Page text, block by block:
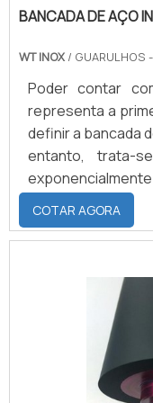
BANCADA DE AÇO
WT INOX / GUARULHOS
Poder contar
representa a
definir a bancada
entanto, trata-
instalações
(embora também
outros espaços
bancada de
conseguir
dispositivo
fazendo com
COTAR AGORA